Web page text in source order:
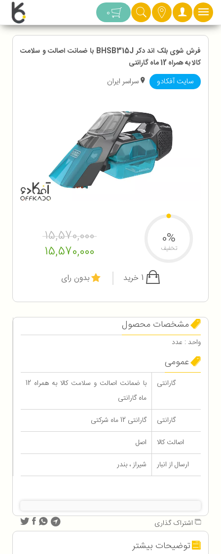
دسته بندی 0
فرش شوی بلک اند دکر BHSB315J با ضمانت اصالت و سلامت
کالا به همراه 12 ماه گارانتی
سایت آفکادو سراسر ایران
15,570,000
15,570,000
0%
تخفیف
بدون رای
مشخصات محصول
واحد : عدد
عمومی
گارانتی
با ضمانت اصالت و سلامت کالا به همراه 12
ماه گارانتی
گارانتی
گارانتی 12 ماه شرکتی
اصالت کالا
اصل
ارسال از انبار
شیراز ، بندر
اشتراک گذاری
توضیحات بیشتر